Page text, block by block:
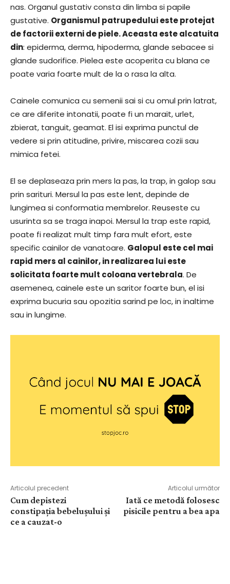
nas. Organul gustativ consta din limba si papile
gustative. Organismul patrupedului este protejat
de factorii externi de piele. Aceasta este alcatuita
din: epiderma, derma, hipoderma, glande sebacee si
glande sudorifice. Pielea este acoperita cu blana ce
poate varia foarte mult de la o rasa la alta.
Cainele comunica cu semenii sai si cu omul prin latrat,
ce are diferite intonatii, poate fi un marait, urlet,
zbierat, tanguit, geamat. El isi exprima punctul de
vedere si prin atitudine, privire, miscarea cozii sau
mimica fetei.
El se deplaseaza prin mers la pas, la trap, in galop sau
prin sarituri. Mersul la pas este lent, depinde de
lungimea si conformatia membrelor. Reuseste cu
usurinta sa se traga inapoi. Mersul la trap este rapid,
poate fi realizat mult timp fara mult efort, este
specific cainilor de vanatoare. Galopul este cel mai
rapid mers al cainilor, in realizarea lui este
solicitata foarte mult coloana vertebrala. De
asemenea, cainele este un saritor foarte bun, el isi
exprima bucuria sau opozitia sarind pe loc, in inaltime
sau in lungime.
Articolul precedent
Cum depistezi
constipația bebelușului și
ce a cauzat-o
Articolul următor
Iată ce metodă folosesc
pisicile pentru a bea apa